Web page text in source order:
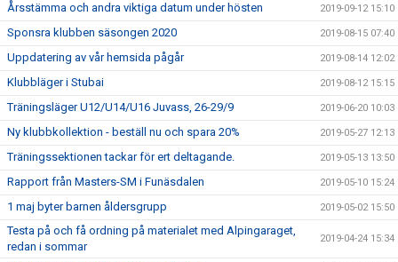
Årsstämma och andra viktiga datum under hösten 2019-09-12 15:10
Sponsra klubben säsongen 2020 2019-08-15 07:40
Uppdatering av vår hemsida pågår 2019-08-14 12:02
Klubbläger i Stubai 2019-08-12 15:15
Träningsläger U12/U14/U16 Juvass, 26-29/9 2019-06-20 10:03
Ny klubbkollektion - beställ nu och spara 20% 2019-05-27 12:13
Träningssektionen tackar för ert deltagande. 2019-05-13 13:50
Rapport från Masters-SM i Funäsdalen 2019-05-10 15:24
1 maj byter barnen åldersgrupp 2019-05-02 15:50
Testa på och få ordning på materialet med Alpingaraget,
redan i sommar
2019-04-24 15:34